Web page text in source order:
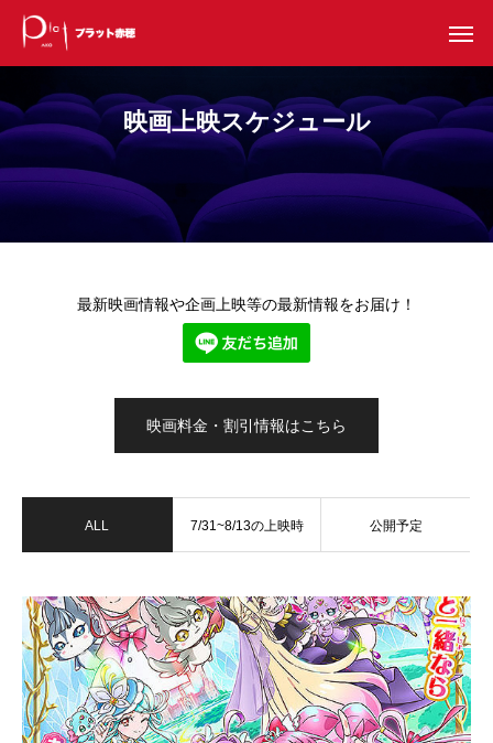
映画上映スケジュール
最新映画情報や企画上映等の最新情報をお届け！
映画料金・割引情報はこちら
ALL 7/31~8/13の上映時 公開予定